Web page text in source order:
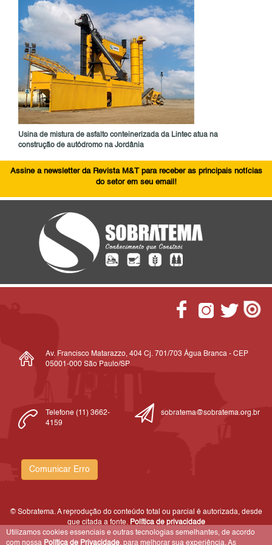
Usina de mistura de asfalto conteinerizada da Lintec atua na
construção de autódromo na Jordânia
Assine a newsletter da Revista M&T para receber as principais notícias
do setor em seu email!
Av. Francisco Matarazzo, 404 Cj. 701/703 Água Branca - CEP
05001-000 São Paulo/SP
Telefone (11) 3662-
4159
sobratema@sobratema.org.br
Comunicar Erro
© Sobratema. A reprodução do conteúdo total ou parcial é autorizada, desde
que citada a fonte. Política de privacidade
Utilizamos cookies essenciais e outras tecnologias semelhantes, de acordo
com nossa Política de Privacidade, para melhorar sua experiência. As